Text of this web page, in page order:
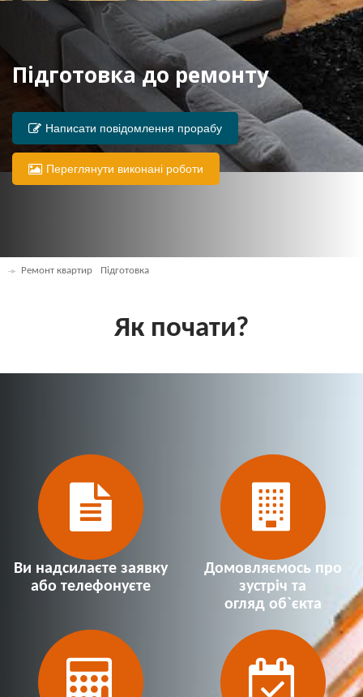
Підготовка до ремонту
Написати повідомлення прорабу
Переглянути виконані роботи
Ремонт квартир Підготовка
Як почати?
Ви надсилаєте заявку
або телефонуєте
Домовляємось про
зустріч та
огляд об`єкта